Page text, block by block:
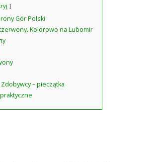
Gór Polski
Kolorowo na Lubomir
– pieczątka